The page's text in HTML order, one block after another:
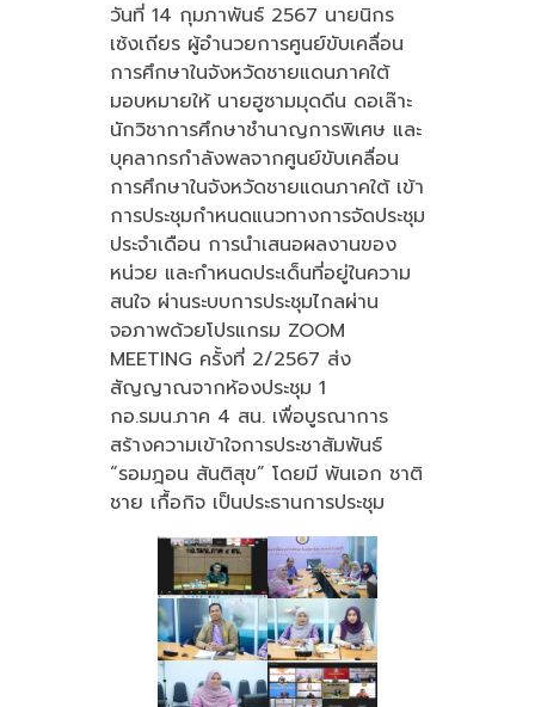
วันที่ 14 กุมภาพันธ์ 2567 นายนิกร
เซ้งเถียร ผู้อำนวยการศูนย์ขับเคลื่อน
การศึกษาในจังหวัดชายแดนภาคใต้
มอบหมายให้ นายฮูซามมุดดีน ดอเล๊าะ
นักวิชาการศึกษาชำนาญการพิเศษ และ
บุคลากรกำลังพลจากศูนย์ขับเคลื่อน
การศึกษาในจังหวัดชายแดนภาคใต้ เข้า
การประชุมกำหนดแนวทางการจัดประชุม
ประจำเดือน การนำเสนอผลงานของ
หน่วย และกำหนดประเด็นที่อยู่ในความ
สนใจ ผ่านระบบการประชุมไกลผ่าน
จอภาพด้วยโปรแกรม ZOOM
MEETING ครั้งที่ 2/2567 ส่ง
สัญญาณจากห้องประชุม 1
กอ.รมน.ภาค 4 สน. เพื่อบูรณาการ
สร้างความเข้าใจการประชาสัมพันธ์
“รอมฎอน สันติสุข” โดยมี พันเอก ชาติ
ชาย เกื้อกิจ เป็นประธานการประชุม